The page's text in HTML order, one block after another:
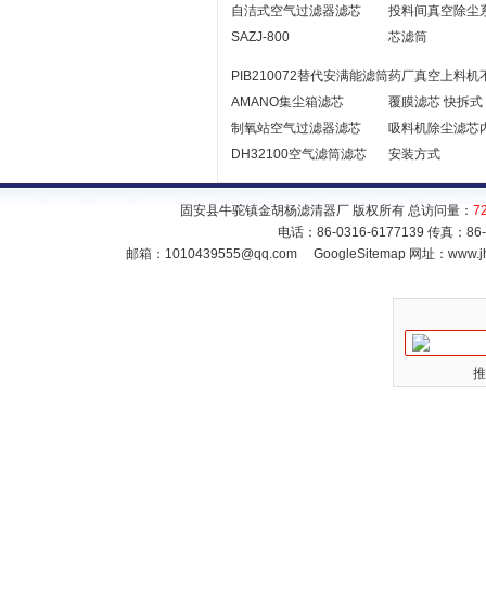
自洁式空气过滤器滤芯
SAZJ-800
投料间真空除尘
芯滤筒
PIB210072替代安满能滤筒
AMANO集尘箱滤芯
药厂真空上料机
覆膜滤芯 快拆式
制氧站空气过滤器滤芯
DH32100空气滤筒滤芯
吸料机除尘滤芯
安装方式
固安县牛驼镇金胡杨滤清器厂 版权所有 总访问量：
电话：86-0316-6177139 传真：
邮箱： 1010439555@qq.com GoogleSitemap网址：